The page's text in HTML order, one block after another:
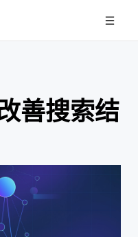
善搜索结